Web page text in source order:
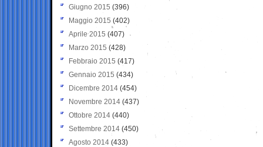
Giugno 2015 (396)
Maggio 2015 (402)
Aprile 2015 (407)
Marzo 2015 (428)
Febbraio 2015 (417)
Gennaio 2015 (434)
Dicembre 2014 (454)
Novembre 2014 (437)
Ottobre 2014 (440)
Settembre 2014 (450)
Agosto 2014 (433)